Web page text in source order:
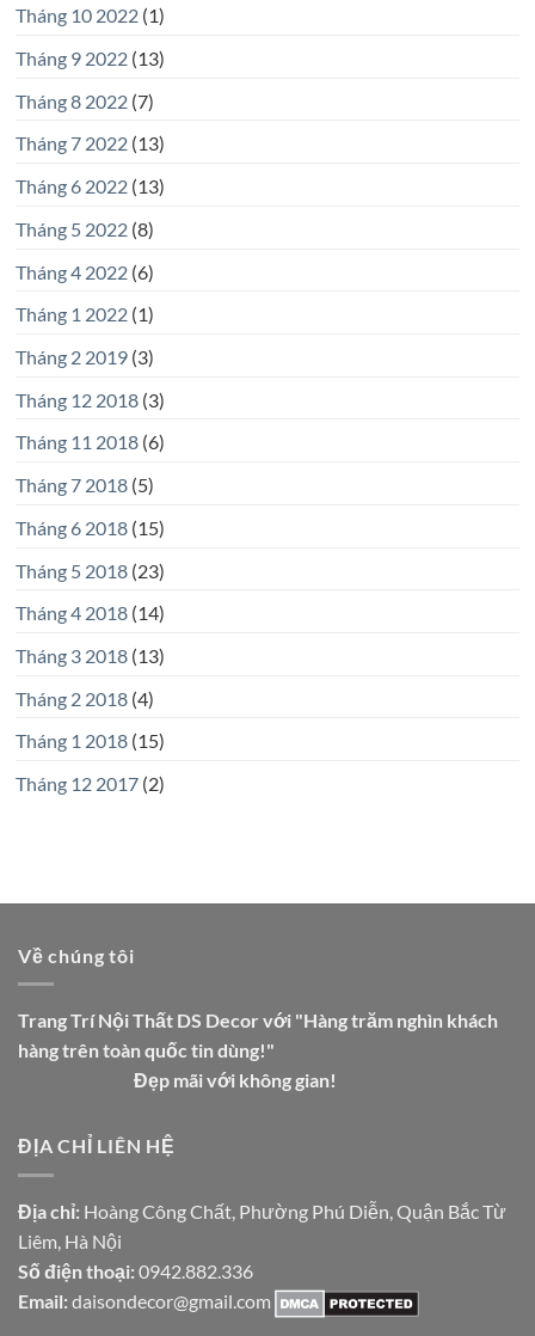
Tháng 10 2022(1)
Tháng 9 2022(13)
Tháng 8 2022(7)
Tháng 7 2022(13)
Tháng 6 2022(13)
Tháng 5 2022(8)
Tháng 4 2022(6)
Tháng 1 2022(1)
Tháng 2 2019(3)
Tháng 12 2018(3)
Tháng 11 2018(6)
Tháng 7 2018(5)
Tháng 6 2018(15)
Tháng 5 2018(23)
Tháng 4 2018(14)
Tháng 3 2018(13)
Tháng 2 2018(4)
Tháng 1 2018(15)
Tháng 12 2017(2)
Về chúng tôi
Trang Trí Nội Thất DS Decor với "Hàng trăm nghìn khách
hàng trên toàn quốc tin dùng!"
Đẹp mãi với không gian!
ĐỊA CHỈ LIÊN HỆ
Địa chỉ: Hoàng Công Chất, Phường Phú Diễn, Quận Bắc Từ
Liêm, Hà Nội
Số điện thoại: 0942.882.336
Email: daisondecor@gmail.com